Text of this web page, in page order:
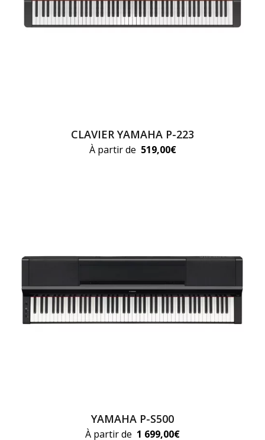
CLAVIER YAMAHA P-223
À partir de 519,00€
YAMAHA P-S500
À partir de 1 699,00€